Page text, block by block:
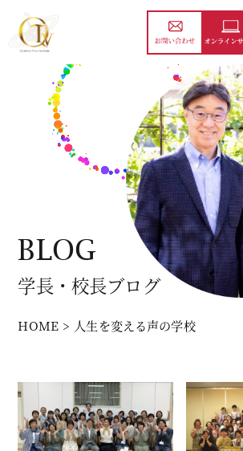
BLOG
学長・校長ブログ
HOME > 人生を変える声の学校